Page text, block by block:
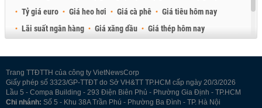
Tỷ giá euro
Giá heo hơi Giá cà phê
Giá tiêu hôm nay
Lãi suất ngân hàng
Giá xăng dầu
Giá thép hôm nay
Trang TTĐTTH của công ty VietNewsCorp
Giấy phép số 3323/GP-TTĐT do Sở VH&TT TP.HCM cấp ngày 20/3/2026
Lầu 5 - Compa Building - 293 Điện Biên Phủ - Phường Gia Định - TP.HCM
Chi nhánh: Số 5 - Khu 38A Trần Phú - Phường Ba Đình - TP. Hà Nội